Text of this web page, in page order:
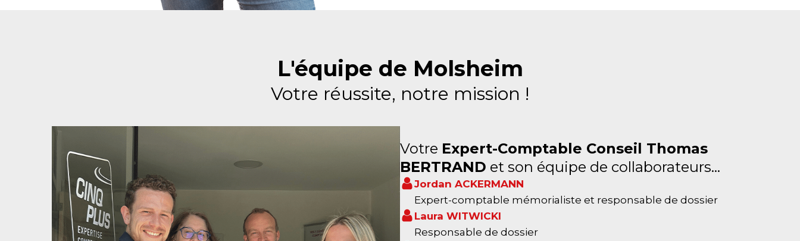
L'équipe de Molsheim
Votre réussite, notre mission !
Votre Expert-Comptable Conseil Thomas
BERTRAND et son équipe de collaborateurs...
Jordan ACKERMANN
Expert-comptable mémorialiste et responsable de dossier
Laura WITWICKI
Responsable de dossier